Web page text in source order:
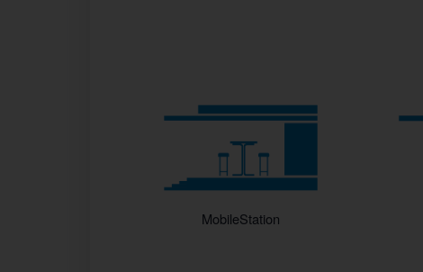
MobileStation